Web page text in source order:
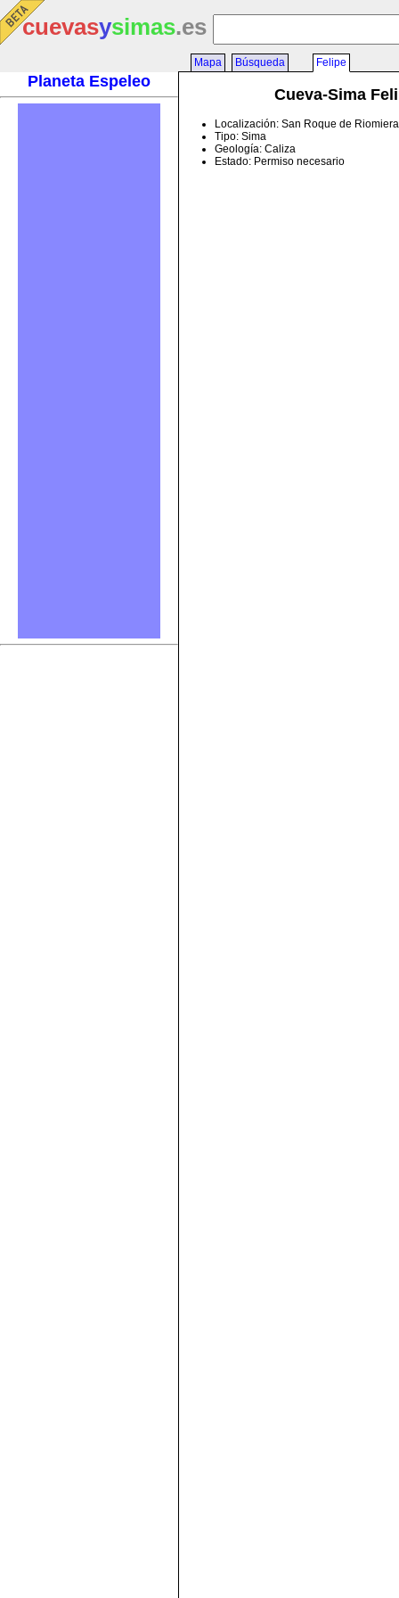
cuevasysimas.es
Planeta Espeleo
Mapa Búsqueda Felipe
Cueva-Sima
Localización: San Roque de
Tipo: Sima
Geología: Caliza
Estado: Permiso necesario